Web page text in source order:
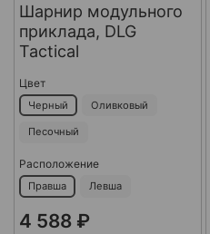
Шарнир модульного
приклада, DLG
Tactical
Цвет
Черный Оливковый
Песочный
Расположение
Правша Левша
4 588 ₽